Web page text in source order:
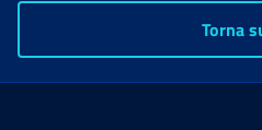
Torna